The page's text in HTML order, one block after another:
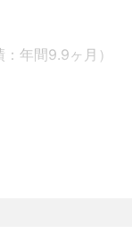
ーと、全国の町
。
存在しており、
段がないために
します。
です。
年間9.9ヶ月）
。
り変動します。